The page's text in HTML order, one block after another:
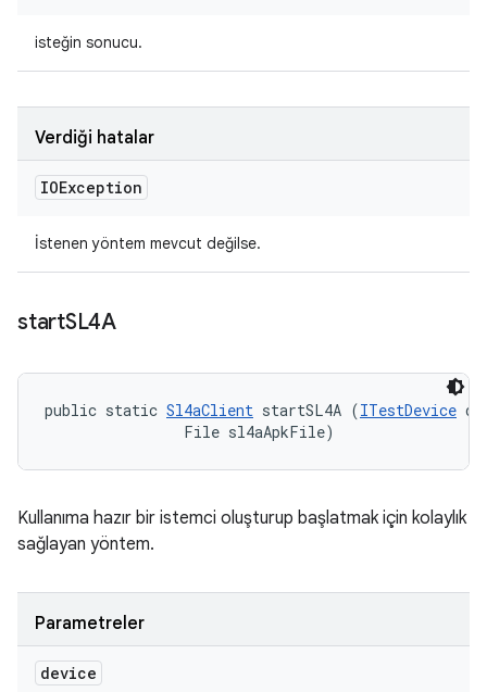
isteğin sonucu.
Verdiği hatalar
IOException
İstenen yöntem mevcut değilse.
startSL4A
public static Sl4aClient startSL4A (ITestDevice
                File sl4aApkFile)
Kullanıma hazır bir istemci oluşturup başlatmak için kolaylık
sağlayan yöntem.
Parametreler
device